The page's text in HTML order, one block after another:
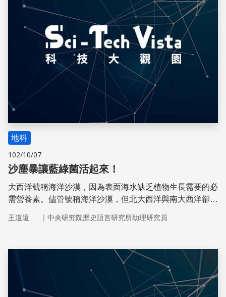
地科
102/10/07
沙塵暴讓藍綠菌活起來！
大西洋號稱海洋沙漠，因為表面海水缺乏植物生長需要的必
需營養素。儘管號稱海洋沙漠，但北大西洋與南大西洋卻不
麼原因造成的呢？
王道還 ｜ 中央研究院歷史語言研究所助理研究員
儲存